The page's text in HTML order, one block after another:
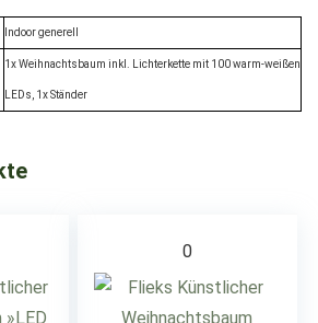
Indoor generell
1x Weihnachtsbaum inkl. Lichterkette mit 100 warm-weißen
LEDs, 1x Ständer
0